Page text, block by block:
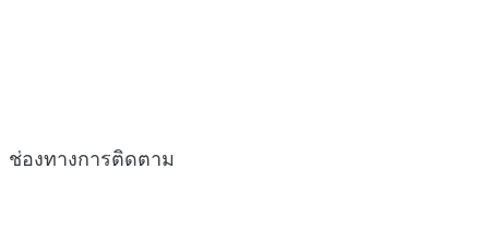
ช่องทางการติดตาม